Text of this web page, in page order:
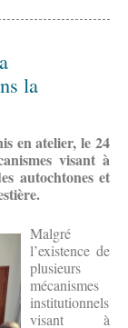
la
en atelier, le 24
visant à
autochtones et
Malgré
l’existence de
plusieurs
mécanismes
institutionnels
visant à